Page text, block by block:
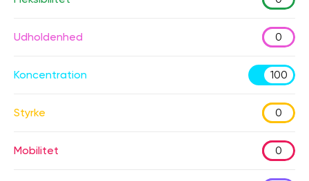
Udholdenhed 0
Koncentration 100
Styrke 0
Mobilitet 0